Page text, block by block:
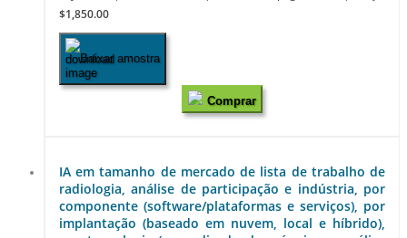
$1,850.00
Baixar amostra
Comprar
IA em tamanho de mercado de lista de trabalho de
radiologia, análise de participação e indústria, por
componente (software/plataformas e serviços), por
implantação (baseado em nuvem, local e híbrido),